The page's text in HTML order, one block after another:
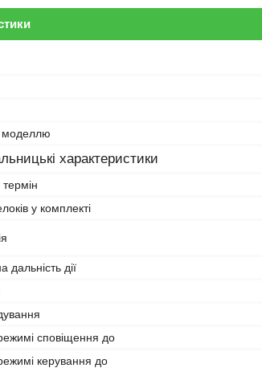
моделлю
характеристики
у комплекті
дальність дії
режимі сповіщення до
керування до